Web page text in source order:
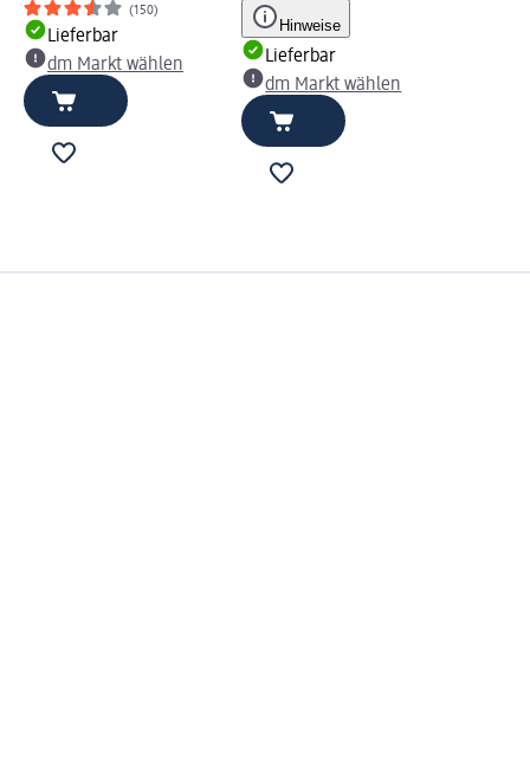
(150)
Lieferbar
dm Markt wählen
Hinweise
Lieferbar
dm Markt wählen